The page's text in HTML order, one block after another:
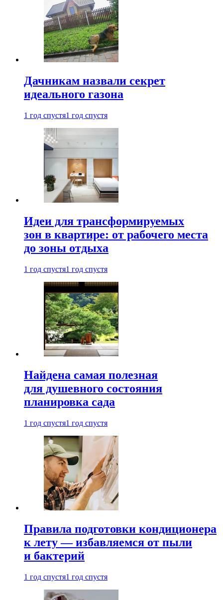
Дачникам назвали секрет
идеального газона
1 год спустя1 год спустя
Идеи для трансформируемых
зон в квартире: от рабочего места
до зоны отдыха
1 год спустя1 год спустя
Найдена самая полезная
для душевного состояния
планировка сада
1 год спустя1 год спустя
Правила подготовки кондиционера
к лету — избавляемся от пыли
и бактерий
1 год спустя1 год спустя